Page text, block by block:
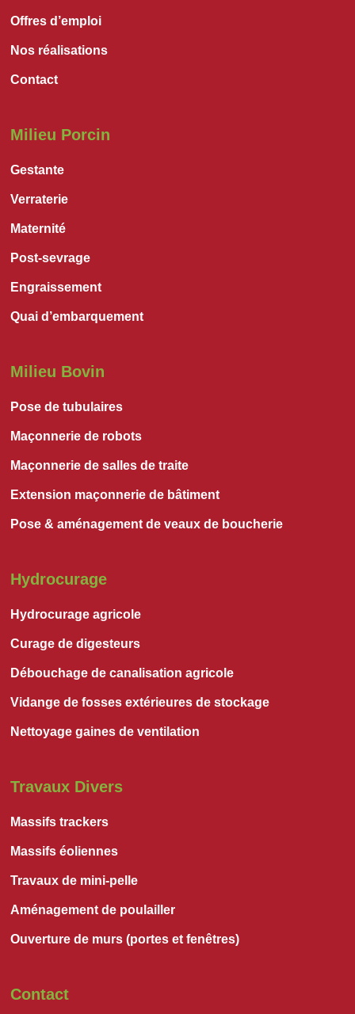
Offres d’emploi
Nos réalisations
Contact
Milieu Porcin
Gestante
Verraterie
Maternité
Post-sevrage
Engraissement
Quai d’embarquement
Milieu Bovin
Pose de tubulaires
Maçonnerie de robots
Maçonnerie de salles de traite
Extension maçonnerie de bâtiment
Pose & aménagement de veaux de boucherie
Hydrocurage
Hydrocurage agricole
Curage de digesteurs
Débouchage de canalisation agricole
Vidange de fosses extérieures de stockage
Nettoyage gaines de ventilation
Travaux Divers
Massifs trackers
Massifs éoliennes
Travaux de mini-pelle
Aménagement de poulailler
Ouverture de murs (portes et fenêtres)
Contact